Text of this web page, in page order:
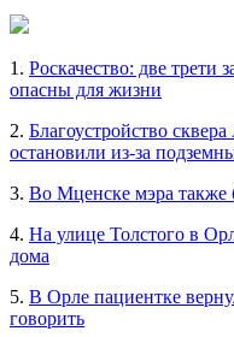
1. Роскачество: две трети
опасны для жизни
2. Благоустройство
остановили из-за
3. Во Мценске мэра также
4. На улице Толстого в
дома
5. В Орле пациентке
говорить